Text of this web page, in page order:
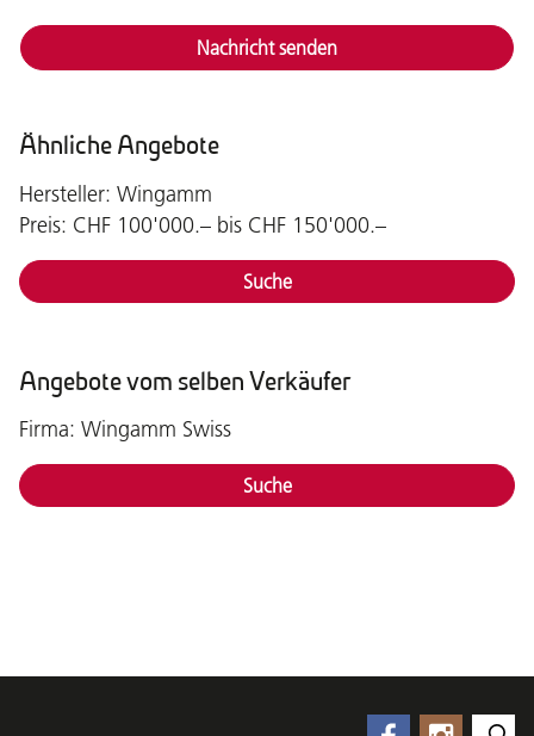
Nachricht senden
Ähnliche Angebote
Hersteller: Wingamm
Preis: CHF 100'000.– bis CHF 150'000.–
Suche
Angebote vom selben Verkäufer
Firma: Wingamm Swiss
Suche